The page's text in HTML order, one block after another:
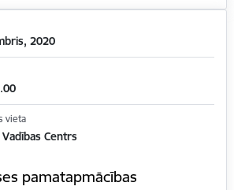
2020
vieta
Centrs
pamatapmācības